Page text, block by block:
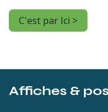
C'est par Ici >
Affiches &